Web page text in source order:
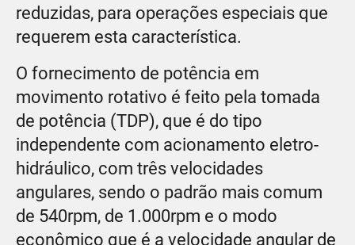
reduzidas, para operações especiais que
requerem esta característica.
O fornecimento de potência em
movimento rotativo é feito pela tomada
de potência (TDP), que é do tipo
independente com acionamento eletro-
hidráulico, com três velocidades
angulares, sendo o padrão mais comum
de 540rpm, de 1.000rpm e o modo
econômico que é a velocidade angular de